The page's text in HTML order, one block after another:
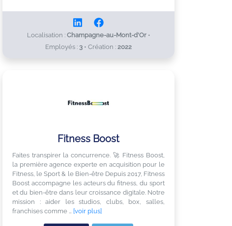
Localisation : Champagne-au-Mont-d'Or •
Employés : 3 • Création : 2022
Fitness Boost
Faites transpirer la concurrence. 🚀 Fitness Boost,
la première agence experte en acquisition pour le
Fitness, le Sport & le Bien-être Depuis 2017, Fitness
Boost accompagne les acteurs du fitness, du sport
et du bien-être dans leur croissance digitale. Notre
mission : aider les studios, clubs, box, salles,
franchises comme … [voir plus]